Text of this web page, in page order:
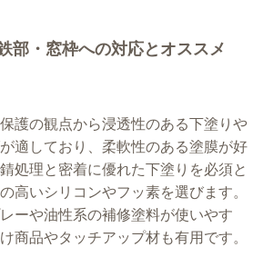
部・窓枠への対応とオススメ
護の観点から浸透性のある下塗りや
適しており、柔軟性のある塗膜が好
処理と密着に優れた下塗りを必須と
高いシリコンやフッ素を選びます。
ーや油性系の補修塗料が使いやす
商品やタッチアップ材も有用です。